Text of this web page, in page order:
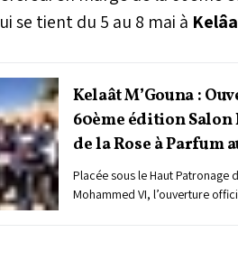
se tient du 5 au 8 mai à
Kelaât M’Gouna :
60ème édition
de la Rose à Parfum
Placée sous le Haut Patronage
Mohammed VI, l’ouverture